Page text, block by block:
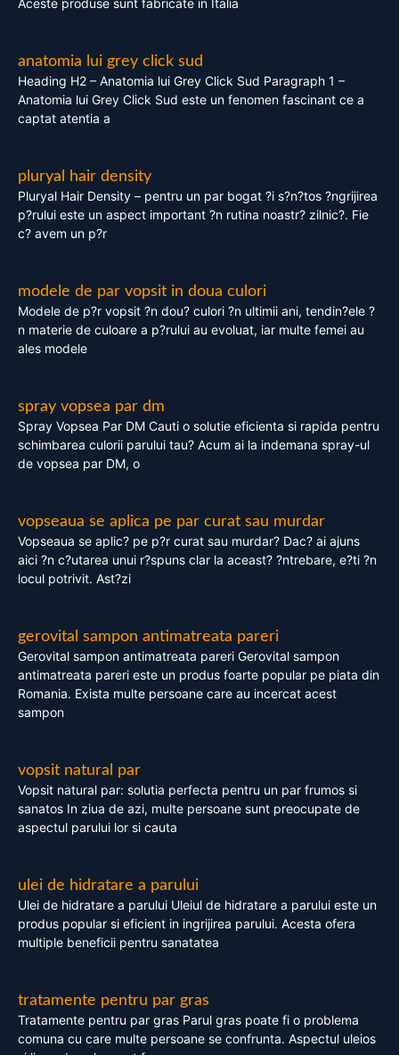
Aceste produse sunt fabricate in Italia
anatomia lui grey click sud
Heading H2 – Anatomia lui Grey Click Sud Paragraph 1 –
Anatomia lui Grey Click Sud este un fenomen fascinant ce a
captat atentia a
pluryal hair density
Pluryal Hair Density – pentru un par bogat ?i s?n?tos ?ngrijirea
p?rului este un aspect important ?n rutina noastr? zilnic?. Fie
c? avem un p?r
modele de par vopsit in doua culori
Modele de p?r vopsit ?n dou? culori ?n ultimii ani, tendin?ele ?
n materie de culoare a p?rului au evoluat, iar multe femei au
ales modele
spray vopsea par dm
Spray Vopsea Par DM Cauti o solutie eficienta si rapida pentru
schimbarea culorii parului tau? Acum ai la indemana spray-ul
de vopsea par DM, o
vopseaua se aplica pe par curat sau murdar
Vopseaua se aplic? pe p?r curat sau murdar? Dac? ai ajuns
aici ?n c?utarea unui r?spuns clar la aceast? ?ntrebare, e?ti ?n
locul potrivit. Ast?zi
gerovital sampon antimatreata pareri
Gerovital sampon antimatreata pareri Gerovital sampon
antimatreata pareri este un produs foarte popular pe piata din
Romania. Exista multe persoane care au incercat acest
sampon
vopsit natural par
Vopsit natural par: solutia perfecta pentru un par frumos si
sanatos In ziua de azi, multe persoane sunt preocupate de
aspectul parului lor si cauta
ulei de hidratare a parului
Ulei de hidratare a parului Uleiul de hidratare a parului este un
produs popular si eficient in ingrijirea parului. Acesta ofera
multiple beneficii pentru sanatatea
tratamente pentru par gras
Tratamente pentru par gras Parul gras poate fi o problema
comuna cu care multe persoane se confrunta. Aspectul uleios